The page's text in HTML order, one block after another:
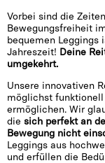
Vorbei sind die
Bewegungsfreiheit
bequemen Leggings
Jahreszeit! Deine
umgekehrt.
Unsere innovativen
möglichst
ermöglichen. Wir
die sich perfekt an
Bewegung nicht
Leggings aus
und erfüllen die